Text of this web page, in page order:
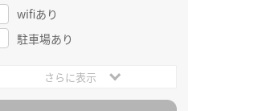
wifiあり
駐車場あり
さらに表示